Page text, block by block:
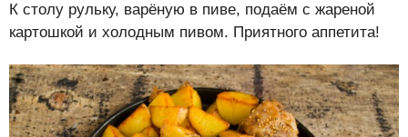
К столу рульку, варёную в пиве, подаём с жареной
картошкой и холодным пивом. Приятного аппетита!